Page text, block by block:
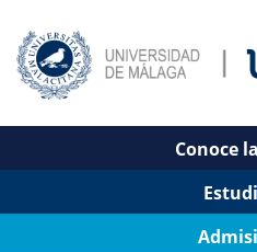
Conoce